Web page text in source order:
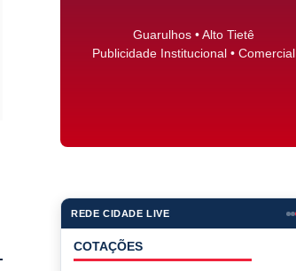
Guarulhos • Alto Tietê
Publicidade Institucional • Comercial
REDE CIDADE LIVE
COTAÇÕES